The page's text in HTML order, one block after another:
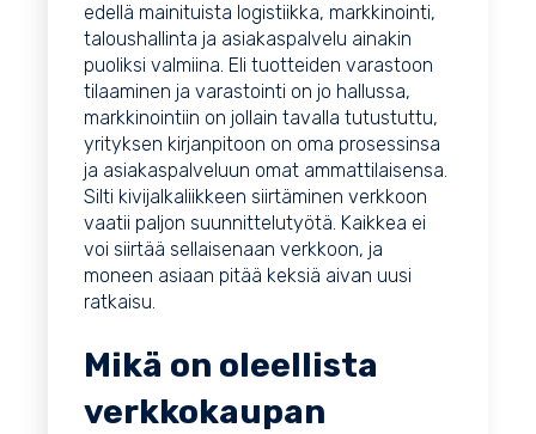
edellä mainituista logistiikka, markkinointi,
taloushallinta ja asiakaspalvelu ainakin
puoliksi valmiina. Eli tuotteiden varastoon
tilaaminen ja varastointi on jo hallussa,
markkinointiin on jollain tavalla tutustuttu,
yrityksen kirjanpitoon on oma prosessinsa
ja asiakaspalveluun omat ammattilaisensa.
Silti kivijalkaliikkeen siirtäminen verkkoon
vaatii paljon suunnittelutyötä. Kaikkea ei
voi siirtää sellaisenaan verkkoon, ja
moneen asiaan pitää keksiä aivan uusi
ratkaisu.
Mikä on oleellista
verkkokaupan